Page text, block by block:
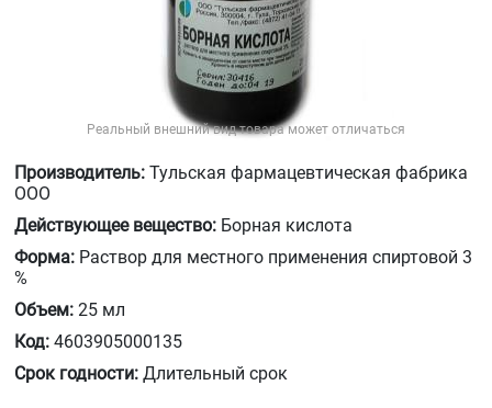
Реальный внешний вид товара может отличаться
Производитель: Тульская фармацевтическая фабрика
ООО
Действующее вещество: Борная кислота
Форма: Раствор для местного применения спиртовой 3
%
Объем: 25 мл
Код: 4603905000135
Срок годности: Длительный срок